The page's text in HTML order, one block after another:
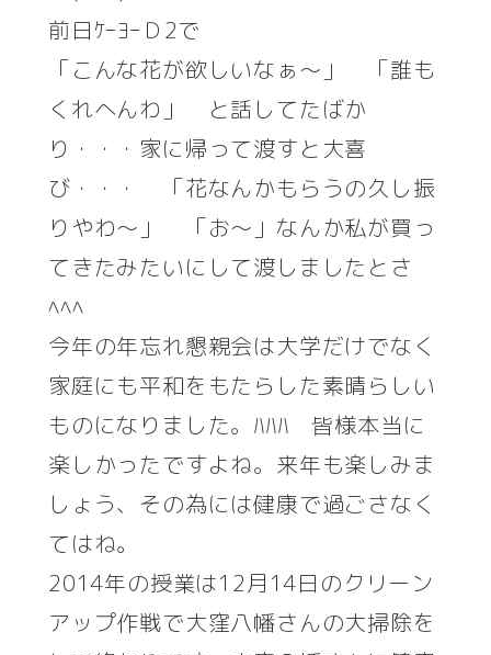
前日ｹｰﾖｰＤ2で
「こんな花が欲しいなぁ～」 「誰も
くれへんわ」 と話してたばか
り・・・家に帰って渡すと大喜
び・・・ 「花なんかもらうの久し振
りやわ～」 「お～」なんか私が買っ
てきたみたいにして渡しましたとさ
ﾍﾍﾍ
今年の年忘れ懇親会は大学だけでなく
家庭にも平和をもたらした素晴らしい
ものになりました。ﾊﾊﾊ 皆様本当に
楽しかったですよね。来年も楽しみま
しょう、その為には健康で過ごさなく
てはね。
2014年の授業は12月14日のクリーン
アップ作戦で大窪八幡さんの大掃除を